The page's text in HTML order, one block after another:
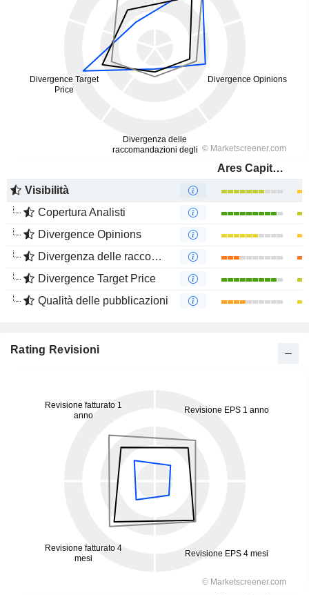
Ares Capital Corporation
Visibilità
Copertura Analisti
Divergence Opinions
Divergenza delle raccomandazioni degli analisti
Divergence Target Price
Qualità delle pubblicazioni
Rating Revisioni